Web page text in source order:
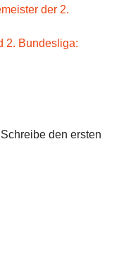
der 2.
2. Bundesliga:
den ersten